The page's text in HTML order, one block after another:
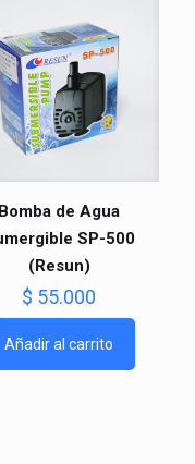
Bomba de Agua
SP-500
(Resun)
$ 55.000
Añadir al carrito